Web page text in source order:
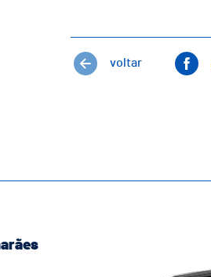
voltar